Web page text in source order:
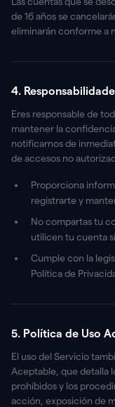
de 16 años se
eliminarán conforme a
4.
Eres responsable de
mantener la
notificarnos de
de accesos no
Proporciona
registrarte y
No compartas tu
utilicen tu cuenta
Cumple con la
Política de
5. Política de Uso
El uso del Servicio
Aceptable, que detalla
prohibidos y los
acción, exposición de